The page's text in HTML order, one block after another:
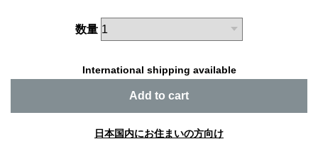
数量
International shipping available
Add to cart
日本国内にお住まいの方向け